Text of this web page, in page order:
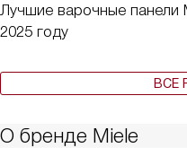
Лучшие варочные панели
2025 году
ВСЕ
О бренде Miele